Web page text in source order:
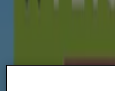
Tiendeo in Amsterdam»